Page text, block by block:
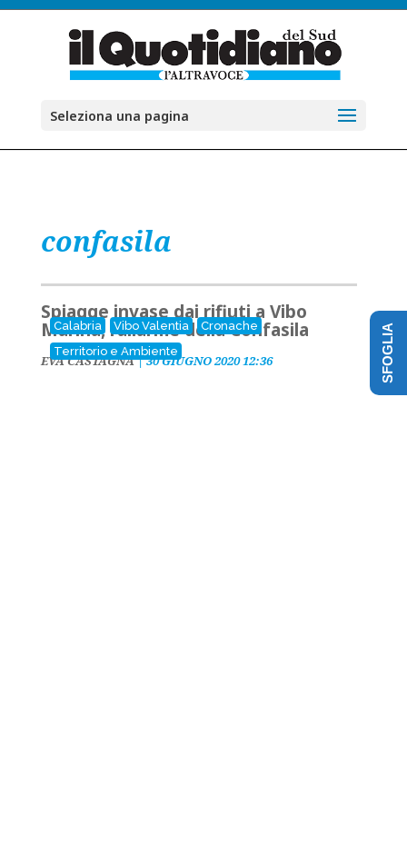
Seleziona una pagina
confasila
Calabria Vibo Valentia
Cronache
Territorio e Ambiente
Spiagge invase dai rifiuti a Vibo
Marina, l’allarme della Confasila
EVA CASTAGNA|30 GIUGNO 2020 12:36 SFOGLIA